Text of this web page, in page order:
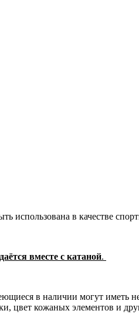
использована в качестве
вместе с катаной.
в наличии могут иметь
цвет кожаных элементов и